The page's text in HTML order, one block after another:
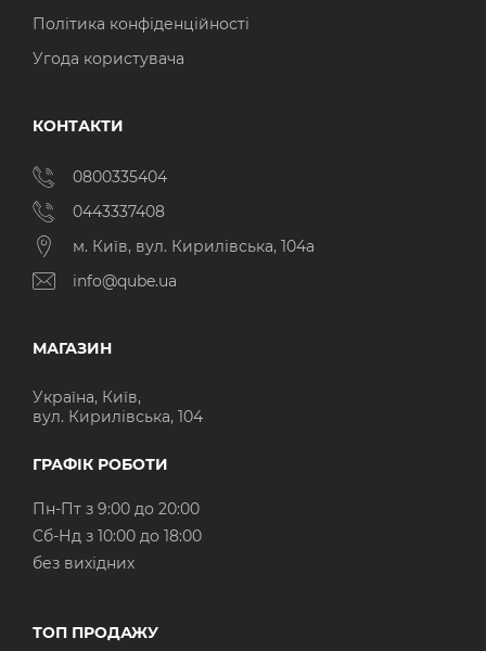
Політика конфіденційності
Угода користувача
КОНТАКТИ
0800335404
0443337408
м. Київ, вул. Кирилівська, 104а
info@qube.ua
МАГАЗИН
Україна, Київ,
вул. Кирилівська, 104
ГРАФІК РОБОТИ
Пн-Пт з 9:00 до 20:00
Cб-Нд з 10:00 до 18:00
без вихідних
ТОП ПРОДАЖУ